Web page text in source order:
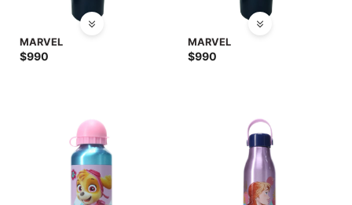
MARVEL
$990
MARVEL
$990